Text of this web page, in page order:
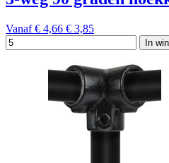
Vanaf € 4,66 € 3,85
In